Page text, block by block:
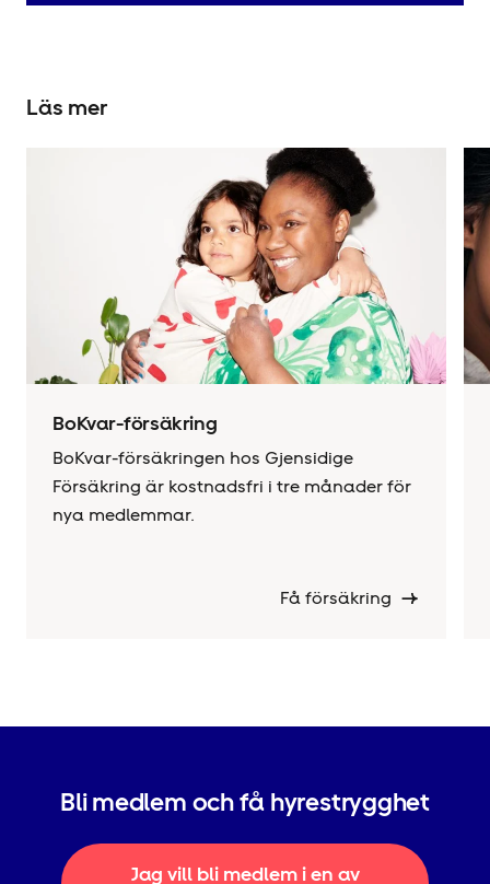
Läs mer
BoKvar-försäkring
BoKvar-försäkringen hos Gjensidige
Försäkring är kostnadsfri i tre månader för
nya medlemmar.
Få försäkring
Bli medlem och få hyrestrygghet
Jag vill bli medlem i en av